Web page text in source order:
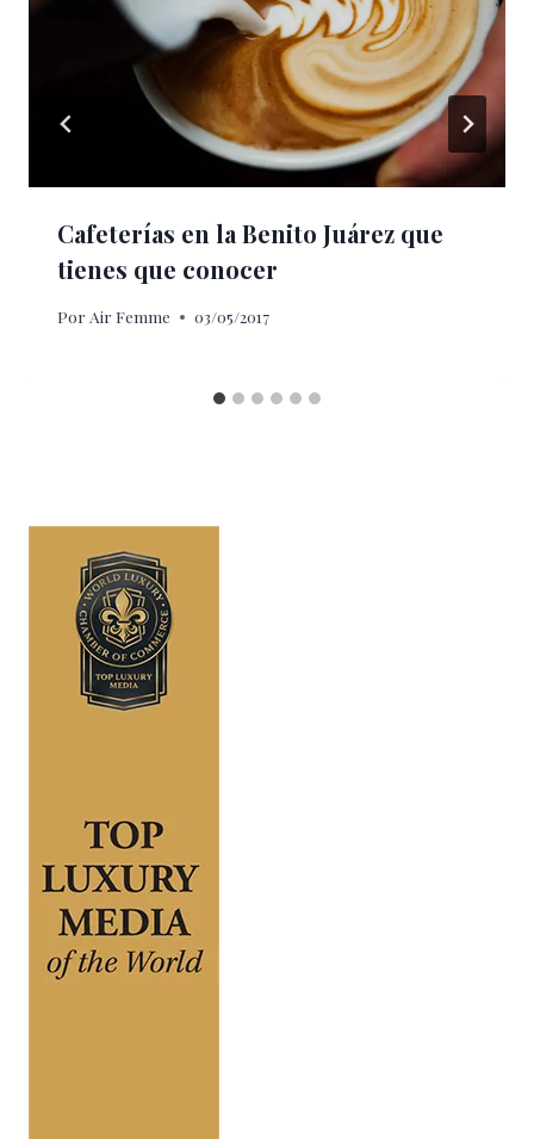
Cafeterías en la Benito Juárez que
tienes que conocer
Por Air Femme 03/05/2017